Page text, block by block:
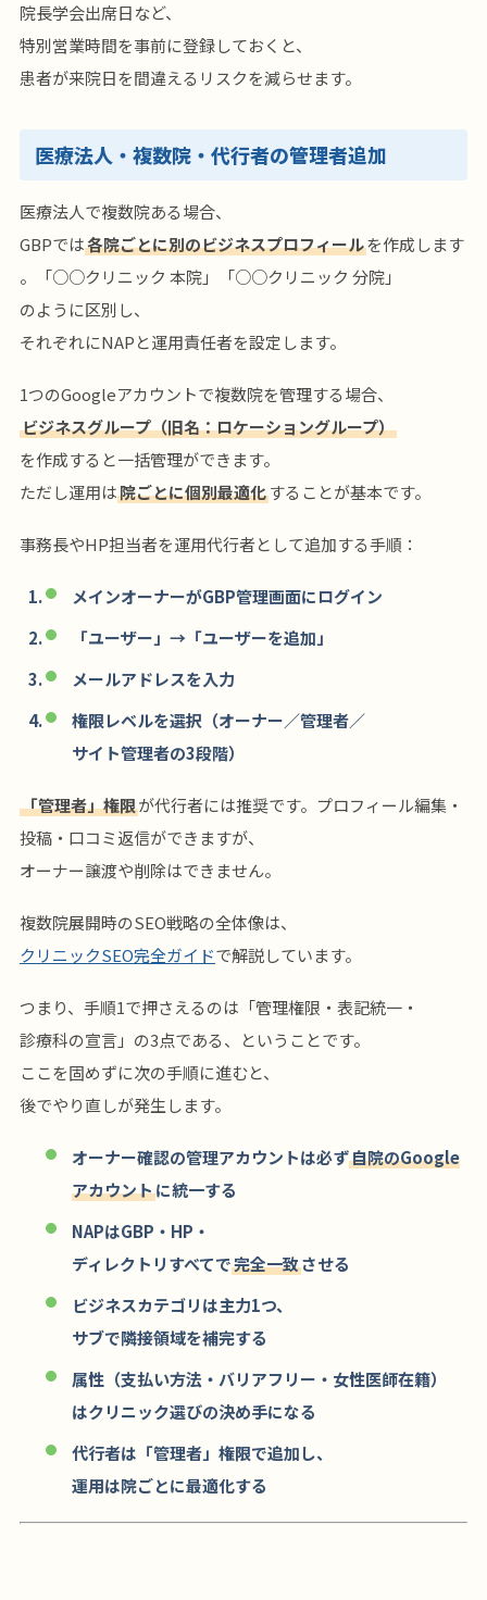
院長学会出席日など、
特別営業時間を事前に登録しておくと、
患者が来院日を間違えるリスクを減らせます。
医療法人・複数院・代行者の管理者追加
医療法人で複数院ある場合、
GBPでは各院ごとに別のビジネスプロフィールを作成します
。「○○クリニック 本院」「○○クリニック 分院」
のように区別し、
それぞれにNAPと運用責任者を設定します。
1つのGoogleアカウントで複数院を管理する場合、
ビジネスグループ（旧名：ロケーショングループ）
を作成すると一括管理ができます。
ただし運用は院ごとに個別最適化することが基本です。
事務長やHP担当者を運用代行者として追加する手順：
メインオーナーがGBP管理画面にログイン
「ユーザー」→「ユーザーを追加」
メールアドレスを入力
権限レベルを選択（オーナー／管理者／
サイト管理者の3段階）
「管理者」権限が代行者には推奨です。プロフィール編集・
投稿・口コミ返信ができますが、
オーナー譲渡や削除はできません。
複数院展開時のSEO戦略の全体像は、
クリニックSEO完全ガイドで解説しています。
つまり、手順1で押さえるのは「管理権限・表記統一・
診療科の宣言」の3点である、ということです。
ここを固めずに次の手順に進むと、
後でやり直しが発生します。
オーナー確認の管理アカウントは必ず自院のGoogle
アカウントに統一する
NAPはGBP・HP・
ディレクトリすべてで完全一致させる
ビジネスカテゴリは主力1つ、
サブで隣接領域を補完する
属性（支払い方法・バリアフリー・女性医師在籍）
はクリニック選びの決め手になる
代行者は「管理者」権限で追加し、
運用は院ごとに最適化する